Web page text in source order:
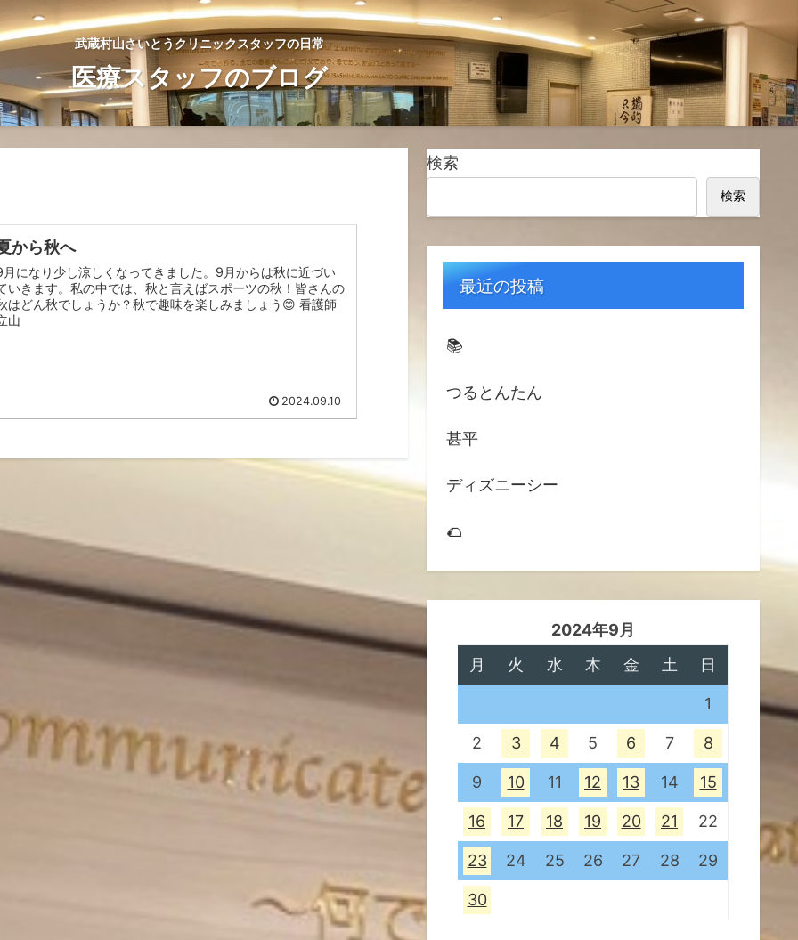
武蔵村山さいとうクリニックスタッフの日常
医療スタッフのブログ
から秋へ
月になり少し涼しくなってきました。9月からは秋に近づい
いきます。私の中では、秋と言えばスポーツの秋！皆さんの
はどん秋でしょうか？秋で趣味を楽しみましょう😊 看護師
山
2024.09.10
検索
検索
最近の投稿
📚️
つるとんたん
甚平
ディズニーシー
🌮
2024年9月
月
火 水 木 金 土 日
1
2 3 4 5 6 7 8
9 10 11 12 13 14 15
16 17 18 19 20 21 22
23 24 25 26 27 28 29
30